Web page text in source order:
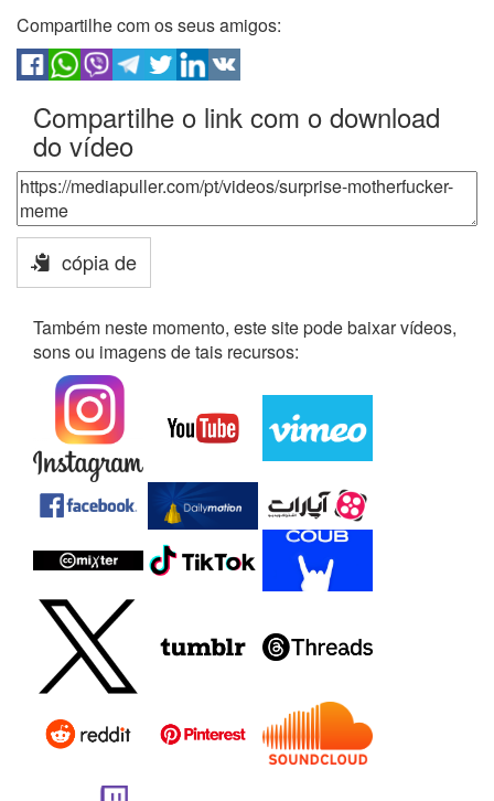
Compartilhe com os seus amigos:
Compartilhe o link com o download
do vídeo
cópia de
Também neste momento, este site pode baixar vídeos,
sons ou imagens de tais recursos: